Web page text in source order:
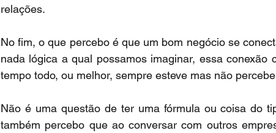
relações.
No fim, o que percebo é que um bom negócio se
nada lógica a qual possamos imaginar, essa
tempo todo, ou melhor, sempre esteve mas não
Não é uma questão de ter uma fórmula ou coisa do
também percebo que ao conversar com outros